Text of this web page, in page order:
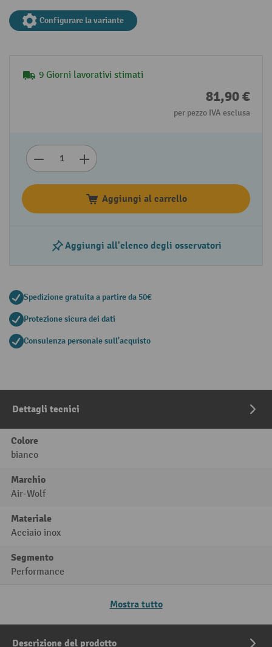
Configurare la variante
9 Giorni lavorativi stimati
81,90 €
per pezzo IVA esclusa
Aggiungi al carrello
Aggiungi all'elenco degli osservatori
Spedizione gratuita a partire da 50€
Protezione sicura dei dati
Consulenza personale sull'acquisto
Dettagli tecnici
Colore
bianco
Marchio
Air-Wolf
Materiale
Acciaio inox
Segmento
Performance
Mostra tutto
Descrizione del prodotto